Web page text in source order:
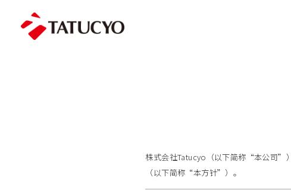
株式会社Tatucyo（以下简称“本公司”
（以下简称“本方针”）。